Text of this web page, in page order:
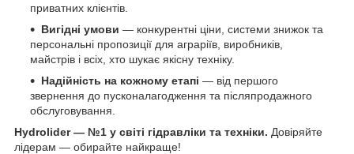
приватних клієнтів.
Вигідні умови — конкурентні ціни, системи знижок та
персональні пропозиції для аграріїв, виробників,
майстрів і всіх, хто шукає якісну техніку.
Надійність на кожному етапі — від першого
звернення до пусконалагодження та післяпродажного
обслуговування.
Hydrolider — №1 у світі гідравліки та техніки. Довіряйте
лідерам — обирайте найкраще!